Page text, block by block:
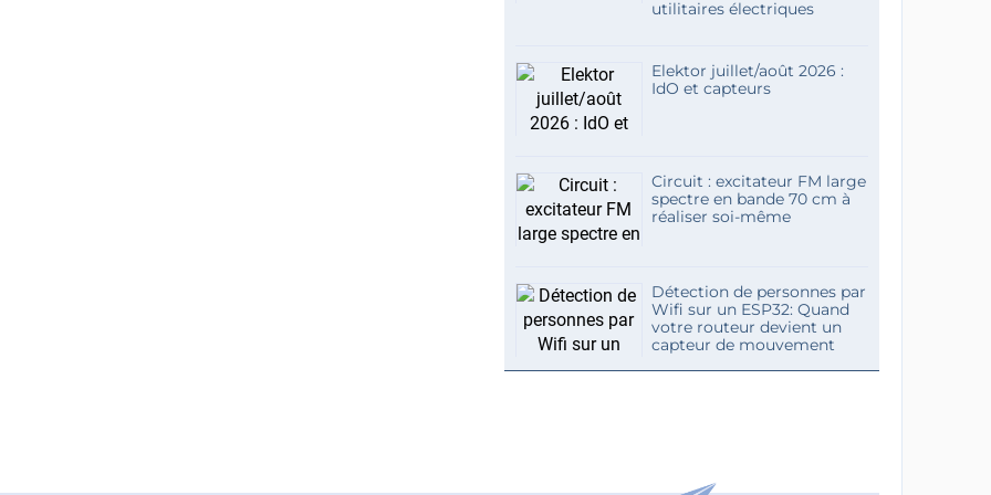
utilitaires électriques
Elektor juillet/août 2026 :
IdO et capteurs
Circuit : excitateur FM large
spectre en bande 70 cm à
réaliser soi-même
Détection de personnes par
Wifi sur un ESP32: Quand
votre routeur devient un
capteur de mouvement